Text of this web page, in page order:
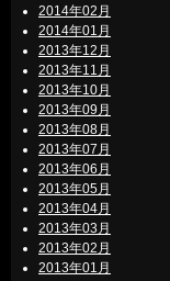
2014年02月
2014年01月
2013年12月
2013年11月
2013年10月
2013年09月
2013年08月
2013年07月
2013年06月
2013年05月
2013年04月
2013年03月
2013年02月
2013年01月